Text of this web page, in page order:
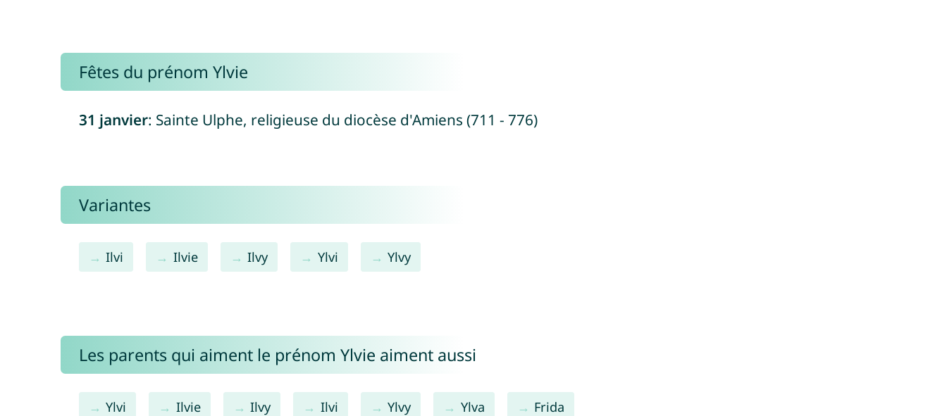
Fêtes du prénom Ylvie
31 janvier: Sainte Ulphe, religieuse du diocèse d'Amiens (711 - 776)
Variantes
Ilvi Ilvie Ilvy Ylvi Ylvy
Les parents qui aiment le prénom Ylvie aiment aussi
Ylvi Ilvie Ilvy Ilvi Ylvy Ylva Frida